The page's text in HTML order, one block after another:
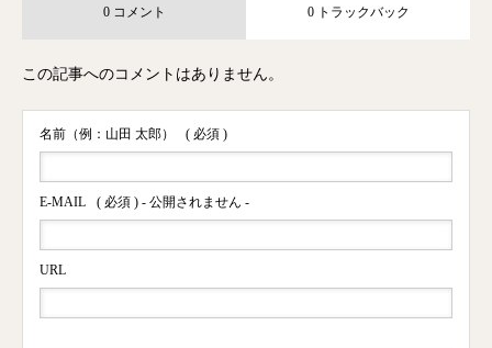
0 コメント 0 トラックバック
この記事へのコメントはありません。
名前（例：山田 太郎） ( 必須 )
E-MAIL ( 必須 ) - 公開されません -
URL